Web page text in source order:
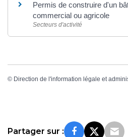
Permis de construire d'un
commercial ou agricole
Secteurs d'activité
© Direction de l'information légale et
Partager sur :